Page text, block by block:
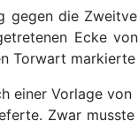
die
Ecke
Vorlage
Zwar